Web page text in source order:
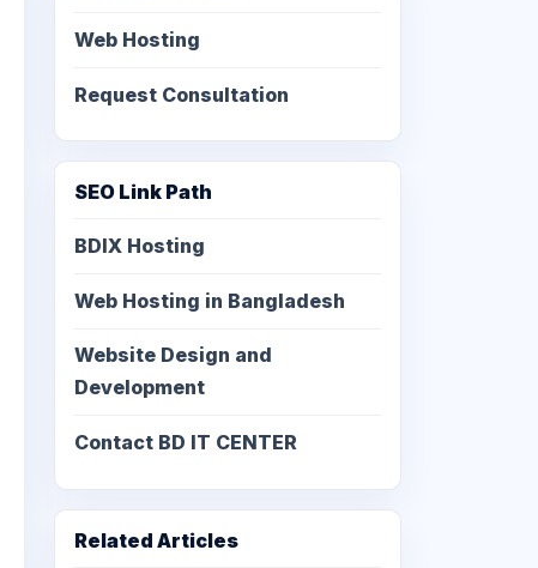
Web Hosting
Request Consultation
SEO Link Path
BDIX Hosting
Web Hosting in Bangladesh
Website Design and
Development
Contact BD IT CENTER
Related Articles